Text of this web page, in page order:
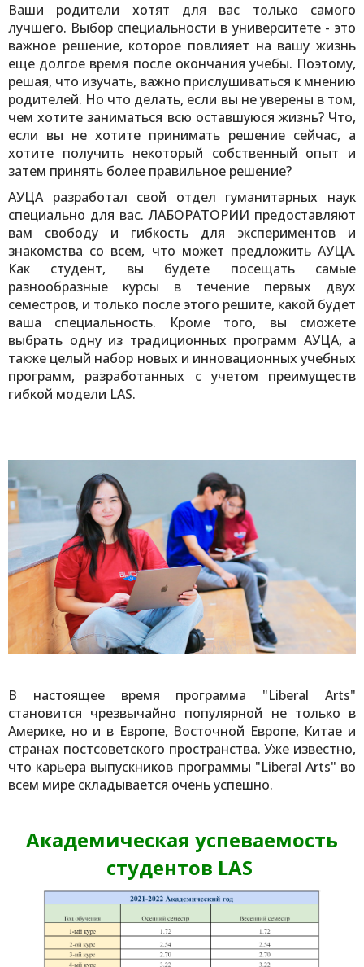
Ваши родители хотят для вас только самого
лучшего. Выбор специальности в университете - это
важное решение, которое повлияет на вашу жизнь
еще долгое время после окончания учебы. Поэтому,
решая, что изучать, важно прислушиваться к мнению
родителей. Но что делать, если вы не уверены в том,
чем хотите заниматься всю оставшуюся жизнь? Что,
если вы не хотите принимать решение сейчас, а
хотите получить некоторый собственный опыт и
затем принять более правильное решение?
АУЦА разработал свой отдел гуманитарных наук
специально для вас. ЛАБОРАТОРИИ предоставляют
вам свободу и гибкость для экспериментов и
знакомства со всем, что может предложить АУЦА.
Как студент, вы будете посещать самые
разнообразные курсы в течение первых двух
семестров, и только после этого решите, какой будет
ваша специальность. Кроме того, вы сможете
выбрать одну из традиционных программ АУЦА, а
также целый набор новых и инновационных учебных
программ, разработанных с учетом преимуществ
гибкой модели LAS.
В настоящее время программа "Liberal Arts"
становится чрезвычайно популярной не только в
Америке, но и в Европе, Восточной Европе, Китае и
странах постсоветского пространства. Уже известно,
что карьера выпускников программы "Liberal Arts" во
всем мире складывается очень успешно.
Академическая успеваемость
студентов LAS